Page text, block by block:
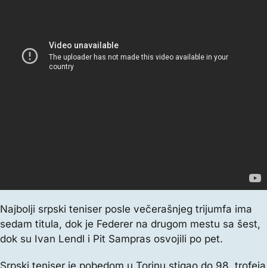
Najbolji srpski teniser posle večerašnjeg trijumfa ima
sedam titula, dok je Federer na drugom mestu sa šest,
dok su Ivan Lendl i Pit Sampras osvojili po pet.